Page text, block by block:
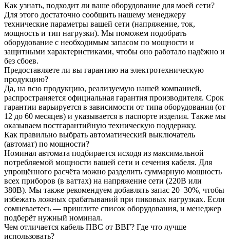
Как узнать, подходит ли ваше оборудование для моей сети?
Для этого достаточно сообщить нашему менеджеру
технические параметры вашей сети (напряжение, ток,
мощность и тип нагрузки). Мы поможем подобрать
оборудование с необходимым запасом по мощности и
защитными характеристиками, чтобы оно работало надёжно и
без сбоев.
Предоставляете ли вы гарантию на электротехническую
продукцию?
Да, на всю продукцию, реализуемую нашей компанией,
распространяется официальная гарантия производителя. Срок
гарантии варьируется в зависимости от типа оборудования (от
12 до 60 месяцев) и указывается в паспорте изделия. Также мы
оказываем постгарантийную техническую поддержку.
Как правильно выбрать автоматический выключатель
(автомат) по мощности?
Номинал автомата подбирается исходя из максимальной
потребляемой мощности вашей сети и сечения кабеля. Для
упрощённого расчёта можно разделить суммарную мощность
всех приборов (в ваттах) на напряжение сети (220В или
380В). Мы также рекомендуем добавлять запас 20–30%, чтобы
избежать ложных срабатываний при пиковых нагрузках. Если
сомневаетесь — пришлите список оборудования, и менеджер
подберёт нужный номинал.
Чем отличается кабель ПВС от ВВГ? Где что лучше
использовать?